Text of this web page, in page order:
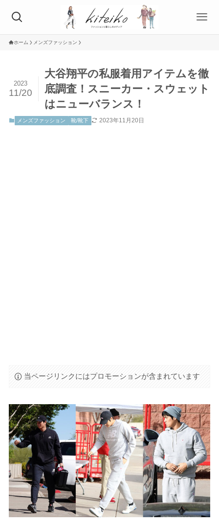
ホーム メンズファッション
大谷翔平の私服着用アイテムを徹
底調査！スニーカー・スウェット
はニューバランス！
2023
11/20
メンズファッション 靴/靴下 2023年11月20日
当ページリンクにはプロモーションが含まれています